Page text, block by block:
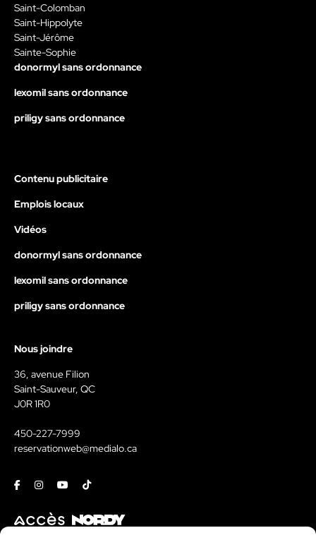
Saint-Colomban
Saint-Hippolyte
Saint-Jérôme
Sainte-Sophie
donormyl sans ordonnance
lexomil sans ordonnance
priligy sans ordonnance
Contenu publicitaire
Emplois locaux
Vidéos
donormyl sans ordonnance
lexomil sans ordonnance
priligy sans ordonnance
Nous joindre
36, avenue Filion
Saint-Sauveur, QC
J0R 1R0
450-227-7999
reservationweb@medialo.ca
FacebookInstagramYoutubeTiktok